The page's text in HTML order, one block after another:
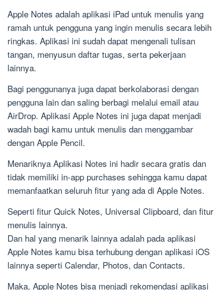
Apple Notes adalah aplikasi iPad untuk menulis yang
ramah untuk pengguna yang ingin menulis secara lebih
ringkas. Aplikasi ini sudah dapat mengenali tulisan
tangan, menyusun daftar tugas, serta pekerjaan
lainnya.
Bagi penggunanya juga dapat berkolaborasi dengan
pengguna lain dan saling berbagi melalui email atau
AirDrop. Aplikasi Apple Notes ini juga dapat menjadi
wadah bagi kamu untuk menulis dan menggambar
dengan Apple Pencil.
Menariknya Aplikasi Notes ini hadir secara gratis dan
tidak memiliki in-app purchases sehingga kamu dapat
memanfaatkan seluruh fitur yang ada di Apple Notes.
Seperti fitur Quick Notes, Universal Clipboard, dan fitur
menulis lainnya.
Dan hal yang menarik lainnya adalah pada aplikasi
Apple Notes kamu bisa terhubung dengan aplikasi iOS
lainnya seperti Calendar, Photos, dan Contacts.
Maka, Apple Notes bisa menjadi rekomendasi aplikasi